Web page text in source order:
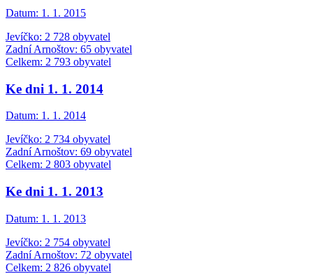
Datum: 1. 1. 2015
Jevíčko: 2 728 obyvatel
Zadní Arnoštov: 65 obyvatel
Celkem: 2 793 obyvatel
Ke dni 1. 1. 2014
Datum: 1. 1. 2014
Jevíčko: 2 734 obyvatel
Zadní Arnoštov: 69 obyvatel
Celkem: 2 803 obyvatel
Ke dni 1. 1. 2013
Datum: 1. 1. 2013
Jevíčko: 2 754 obyvatel
Zadní Arnoštov: 72 obyvatel
Celkem: 2 826 obyvatel